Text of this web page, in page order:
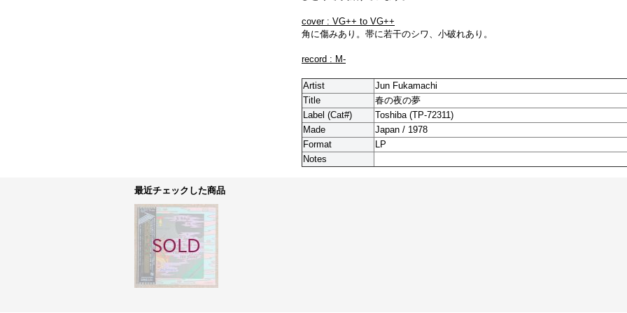
cover : VG++ to VG++
角に傷みあり。帯に若干のシワ、小破れあり。
record : M-
Artist
Jun Fukamachi
Title
春の夜の夢
Label (Cat#)
Toshiba (TP-72311)
Made
Japan / 1978
Format
LP
Notes
最近チェックした商品